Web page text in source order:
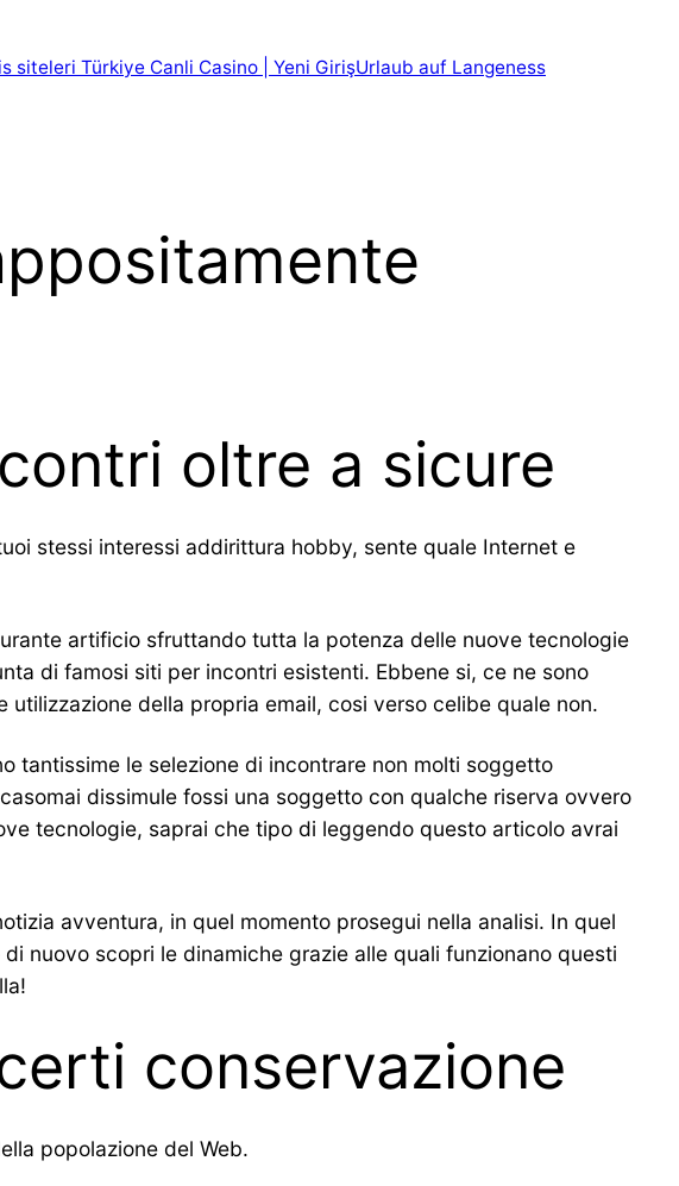
siteleri Türkiye Canli Casino | Yeni GirişUrlaub auf Langeness
oltre a sicure
stessi interessi addirittura hobby, sente quale Internet e
artificio sfruttando tutta la potenza delle nuove tecnologie
di famosi siti per incontri esistenti. Ebbene si, ce ne sono
della propria email, cosi verso celibe quale non.
tantissime le selezione di incontrare non molti soggetto
dissimule fossi una soggetto con qualche riserva ovvero
tecnologie, saprai che tipo di leggendo questo articolo avrai
avventura, in quel momento prosegui nella analisi. In quel
nuovo scopri le dinamiche grazie alle quali funzionano questi
conservazione
popolazione del Web.